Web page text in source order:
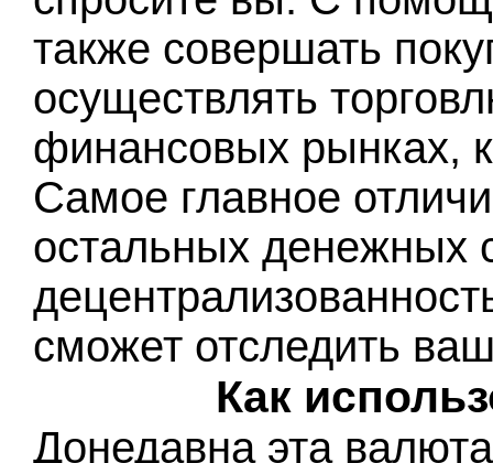
также совершать
осуществлять
финансовых рынках,
Самое главное
остальных денежных
сможет отследить
Как
Донедавна эта